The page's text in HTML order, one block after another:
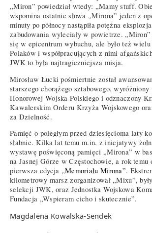
„Miron” powiedział wtedy: „Mamy stuff.
wspomina ostatnie słowa „Mirona” jeden z
minuty po północy nastąpiła potężna
zabudowania wyleciały w powietrze. „Miron”
się w epicentrum wybuchu, ale było też wielu
Polaków i współpracujących z nimi
JWK to była najtragiczniejsza misja.
Mirosław Łucki pośmiertnie został
starszego chorążego sztabowego,
Honorowej Wojska Polskiego i odznaczony
Kawalerskim Orderu Krzyża Wojskowego
za Dzielność.
Pamięć o poległym przed dziesięcioma laty
słabnie. Kilka lat temu m.in. z inicjatywy
wystawę poświęconą pamięci „Mirona” w
na Jasnej Górze w Częstochowie, a rok temu
pierwsza edycja „Memoriału Mirona”.
kilometrowy marsz zorganizował „Mixu”,
selekcji JWK, oraz Jednostka Wojskowa
Fundacja „Wspieram cicho i skutecznie”.
Magdalena Kowalska-Sendek